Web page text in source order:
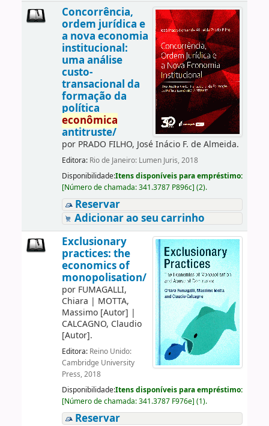
Concorrência,
ordem jurídica e
a nova economia
institucional:
uma análise
custo-
transacional da
formação da
política
econômica
antitruste/
por PRADO FILHO, José Inácio F. de Almeida.
Editora: Rio de Janeiro: Lumen Juris, 2018
Disponibilidade:Itens disponíveis para empréstimo:
[Número de chamada:341.3787 P896c] (2).
Reservar
Adicionar ao seu carrinho
Exclusionary
practices: the
economics of
monopolisation/
por FUMAGALLI,
Chiara | MOTTA,
Massimo[Autor] |
CALCAGNO, Claudio
[Autor].
Editora: Reino Unido:
Cambridge University
Press, 2018
Disponibilidade:Itens disponíveis para empréstimo:
[Número de chamada:341.3787 F976e] (1).
Reservar